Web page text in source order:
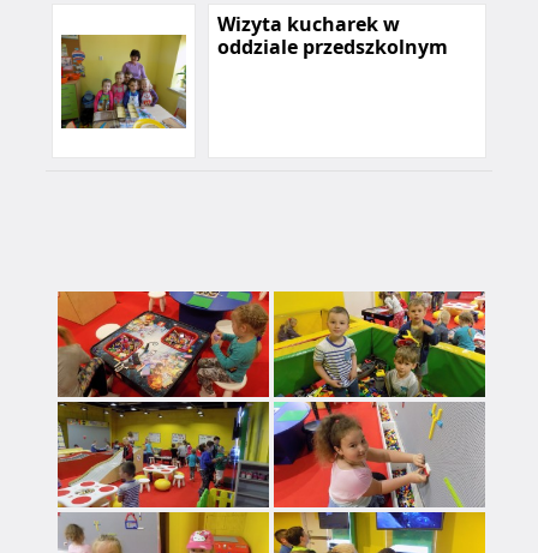
Wizyta kucharek w
oddziale przedszkolnym